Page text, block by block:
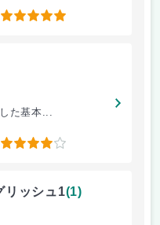
5
た基本...
4
リッシュ1(1)